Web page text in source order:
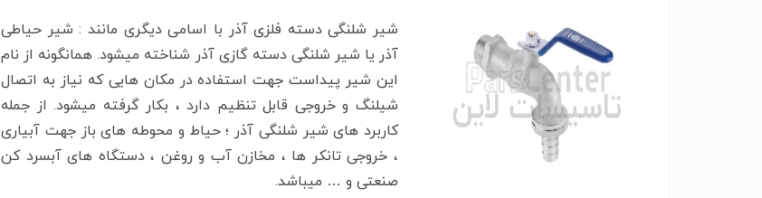
شیر شلنگی دسته فلزی آذر با اسامی دیگری مانند : شیر حیاطی
آذر یا شیر شلنگی دسته گازی آذر شناخته میشود. همانگونه از نام
این شیر پیداست جهت استفاده در مکان هایی که نیاز به اتصال
شیلنگ و خروجی قابل تنظیم دارد ، بکار گرفته میشود. از جمله
کاربرد های شیر شلنگی آذر ؛ حیاط و محوطه های باز جهت آبیاری
، خروجی تانکر ها ، مخازن آب و روغن ، دستگاه های آبسرد کن
صنعتی و … میباشد.